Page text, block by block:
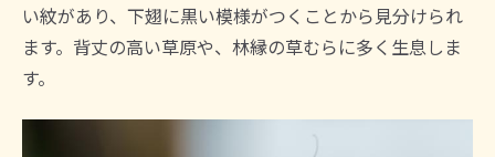
い紋があり、下翅に黒い模様がつくことから見分けられ
ます。背丈の高い草原や、林縁の草むらに多く生息しま
す。